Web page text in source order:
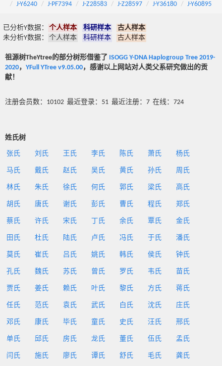
J-Y6240
J-PF7394 J-Z28583 J-Z28597 J-Y36180 J-Y60895
已分析Y数据： 个人样本 科研样本
古人样本
未分析Y数据：
个人样本 科研样本 古人样本
祖源树TheYtree的部分树形借鉴了 ISOGG Y-DNA Haplogroup Tree 2019-
2020， YFull YTree v9.05.00，感谢以上网站对人类父系研究做出的贡
献！
注册会员数：10102 最近登录：51 最近注册：7 在线：724
姓氏树
张氏 刘氏 王氏 李氏 陈氏 萧氏 杨氏
马氏 戴氏 赵氏 吴氏 黄氏 孙氏 周氏
林氏 朱氏 徐氏 何氏 郭氏 梁氏 高氏
胡氏 唐氏 谢氏 彭氏 曹氏 程氏 郑氏
蔡氏 许氏 宋氏 丁氏 余氏 覃氏 金氏
田氏 杜氏 陆氏 卢氏 冯氏 于氏 潘氏
莫氏 崔氏 吕氏 姚氏 韩氏 侯氏 钟氏
孔氏 魏氏 苏氏 曾氏 罗氏 韦氏 苗氏
贾氏 姜氏 赖氏 叶氏 黎氏 方氏 蒋氏
任氏 范氏 袁氏 武氏 白氏 沈氏 庄氏
邓氏 康氏 毕氏 童氏 史氏 汪氏 邢氏
单氏 邱氏 房氏 龙氏 董氏 伍氏 孟氏
闫氏 施氏 廖氏 谭氏 舒氏 毛氏 龚氏